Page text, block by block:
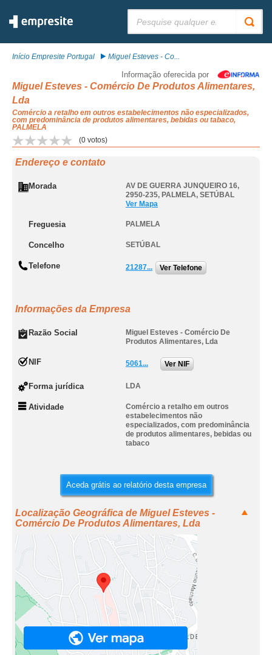
Início Empresite Portugal Miguel Esteves - Co...
Informação oferecida por
Miguel Esteves - Comércio De Produtos Alimentares,
Lda
Comércio a retalho em outros estabelecimentos não especializados,
com predominância de produtos alimentares, bebidas ou tabaco,
PALMELA
(0 votos)
Endereço e contato
Morada
AV DE GUERRA JUNQUEIRO 16,
2950-235, PALMELA, SETÚBAL
Ver Mapa
Freguesia PALMELA
Concelho SETÚBAL
Telefone 21287... Ver Telefone
Informações da Empresa
Razão Social
Miguel Esteves - Comércio De
Produtos Alimentares, Lda
NIF 5061... Ver NIF
Forma jurídica LDA
Atividade
Comércio a retalho em outros
estabelecimentos não
especializados, com predominância
de produtos alimentares, bebidas ou
tabaco
Aceda grátis ao relatório desta empresa
Localização Geográfica de Miguel Esteves -
Comércio De Produtos Alimentares, Lda